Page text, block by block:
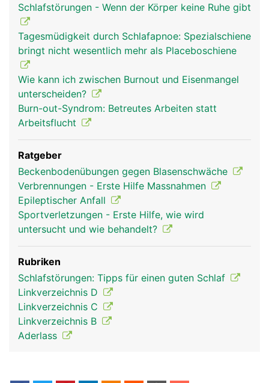
Schlafstörungen - Wenn der Körper keine Ruhe gibt
Tagesmüdigkeit durch Schlafapnoe: Spezialschiene
bringt nicht wesentlich mehr als Placeboschiene
Wie kann ich zwischen Burnout und Eisenmangel
unterscheiden?
Burn-out-Syndrom: Betreutes Arbeiten statt
Arbeitsflucht
Ratgeber
Beckenbodenübungen gegen Blasenschwäche
Verbrennungen - Erste Hilfe Massnahmen
Epileptischer Anfall
Sportverletzungen - Erste Hilfe, wie wird
untersucht und wie behandelt?
Rubriken
Schlafstörungen: Tipps für einen guten Schlaf
Linkverzeichnis D
Linkverzeichnis C
Linkverzeichnis B
Aderlass